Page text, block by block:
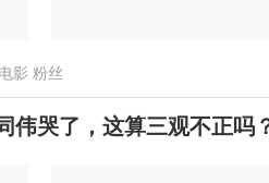
电影 粉丝
伟哭了，这算三观不正吗